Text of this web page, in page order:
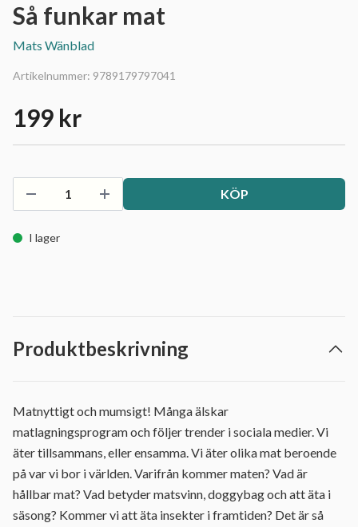
Så funkar mat
Mats Wänblad
Artikelnummer: 9789179797041
199 kr
KÖP
I lager
Produktbeskrivning
Matnyttigt och mumsigt! Många älskar
matlagningsprogram och följer trender i sociala medier. Vi
äter tillsammans, eller ensamma. Vi äter olika mat beroende
på var vi bor i världen. Varifrån kommer maten? Vad är
hållbar mat? Vad betyder matsvinn, doggybag och att äta i
säsong? Kommer vi att äta insekter i framtiden? Det är så